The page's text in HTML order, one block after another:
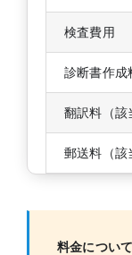
検査費用
診断書作成
翻訳料（該
郵送料（該
料金につい